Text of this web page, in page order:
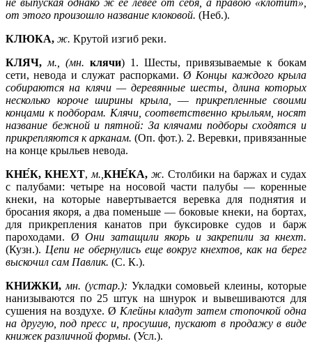
не выпуская однако ж ее левее от себя, а правою «клотит»,
от этого произошло название клоковой. (Неб.).
КЛЮКА, ж. Крутой изгиб реки.
КЛЯЧ, м., (мн. клячи) 1. Шесты, привязываемые к бокам
сети, невода и служат распорками. Ø Концы каждого крыла
собираются на клячи — деревянные шесты, длина которых
несколько короче ширины крыла, — прикрепленные своими
концами к подборам. Клячи, соответственно крыльям, носят
название бежной и пятной: За клячами подборы сходятся и
прикрепляются к арканам. (Оп. фот.). 2. Веревки, привязанные
на конце крыльев невода.
КНЕ́К, КНЕХТ, м., КНЕ́КА, ж. Столбики на баржах и судах
с палубами: четыре на носовой части палубы — коренные
кнеки, на которые навертывается веревка для поднятия и
бросания якоря, а два поменьше — боковые кнеки, на бортах,
для прикрепления канатов при буксировке судов и барж
пароходами. Ø Они затащили якорь и закрепили за кнехт.
(Кузн.). Цепи не обернулись еще вокруг кнехтов, как на берег
выскочил сам Павлик. (С. К.).
КНИЖКИ, мн. (устар.): Укладки сомовьей клеины, которые
нанизываются по 25 штук на шнурок и вывешиваются для
сушения на воздухе. Ø Клейны кладут затем стопочкой одна
на другую, под пресс и, просушив, пускают в продажу в виде
книжек различной формы. (Усл.).